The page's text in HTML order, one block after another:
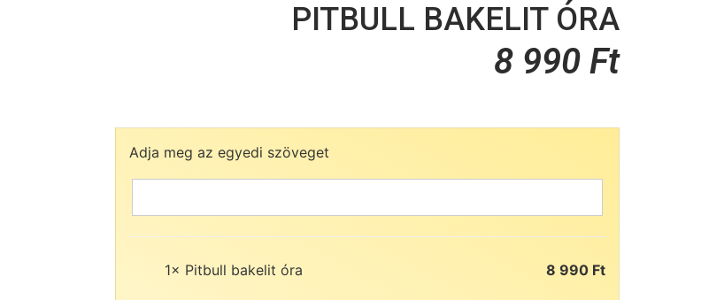
PITBULL BAKELIT ÓRA
8 990 Ft
Adja meg az egyedi szöveget
1× Pitbull bakelit óra 8 990 Ft